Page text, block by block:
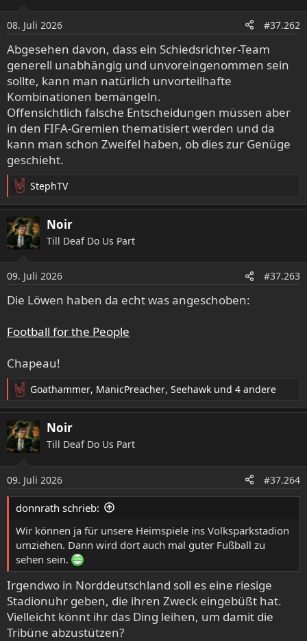
08. Juli 2026 #37.262
Abgesehen davon, dass ein Schiedsrichter-Team
generell unabhängig und unvoreingenommen sein
sollte, kann man natürlich unvorteilhafte
Kombinationen bemängeln.
Offensichtlich falsche Entscheidungen müssen aber
in den FIFA-Gremien thematisiert werden und da
kann man schon Zweifel haben, ob dies zur Genüge
geschieht.
R
e
a
k
t
n
e
n
StephTV
Noir
Till Deaf Do Us Part
09. Juli 2026 #37.263
Die Löwen haben da echt was angeschoben:
Football for the People
Chapeau!
R
e
a
k
t
n
e
n
Goathammer, ManicPreacher, Seehawk und 4 andere
Noir
Till Deaf Do Us Part
09. Juli 2026 #37.264
donnrath schrieb:
Wir können ja für unsere Heimspiele ins Volksparkstadion
umziehen. Dann wird dort auch mal guter Fußball zu
sehen sein.
Irgendwo in Norddeutschland soll es eine riesige
Stadionuhr geben, die ihren Zweck eingebüßt hat.
Vielleicht könnt ihr das Ding leihen, um damit die
Tribüne abzustützen?